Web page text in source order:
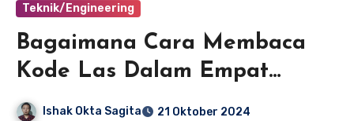
Teknik/Engineering
Bagaimana Cara Membaca
Kode Las Dalam Empat
Langkah
Ishak Okta Sagita
21 Oktober 2024